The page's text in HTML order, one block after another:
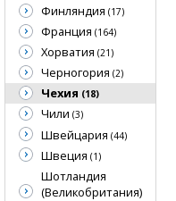
Финляндия (17)
Франция (164)
Хорватия (21)
Черногория (2)
Чехия (18)
Чили (3)
Швейцария (44)
Швеция (1)
Шотландия
(Великобритания)